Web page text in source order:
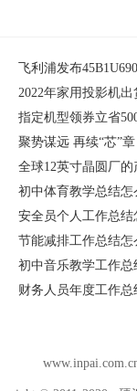
飞利浦发布
2022年家用投影机
指定机型领券立省
聚势谋远 再续“芯”
全球12英寸晶圆厂的
安全员个人工作总
初中音乐教学工作
财务人员年度工作